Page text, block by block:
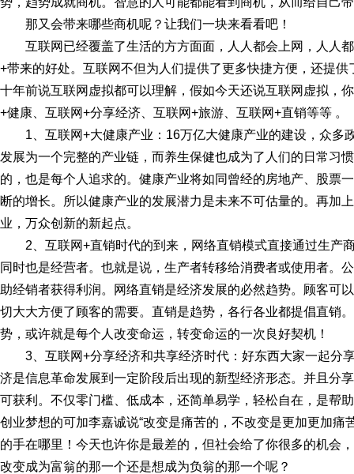
那又会带来哪些商机呢？让我们一块来看看吧！
互联网已经覆盖了生活的方方面面，人人都会上网，人人
+带来的好处。互联网不但为人们提供了更多快捷方便，还提
十年前说互联网虚拟都可以理解，假如今天还说互联网虚拟，
+健康、互联网+分享经济、互联网+旅游、互联网+直销等等 。
1、互联网+大健康产业：16万亿大健康产业的建设，众多
发展为一个完整的产业链，而养生保健也成为了人们的日常习
的，也是每个人追求的。健康产业将如同曾经的房地产、股票
断的增长。所以健康产业的发展潜力是未来不可估量的。再加
业，万众创新的新起点。
2、互联网+直销时代的到来，网络直销模式直接通过生产
同时也是经营者。也就是说，生产者转移给消费者或使用者。
助经销者获得利润。网络直销是经济发展的必然趋势。顾客可
切大大方便了顾客的需要。直销是趋势，各行各业都提倡直销
势，或许就是每个人改变命运，转变命运的一次良好契机！
3、互联网+分享经济和共享经济时代：好东西大家一起分
济是信息革命发展到一定阶段后出现的新型经济形态。并且分
可获利。不仅零门槛、低成本，还简单易学，轻松自在，是帮
创业梦想的可加李嘉诚说“改变是痛苦的，不改变是更加更加痛
的手在哪里！今天也许你是最差的，但社会给了你很多的机会
改变成为富翁的那一个还是想成为负翁的那一个呢？